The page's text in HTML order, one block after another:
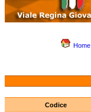
Home
Codice